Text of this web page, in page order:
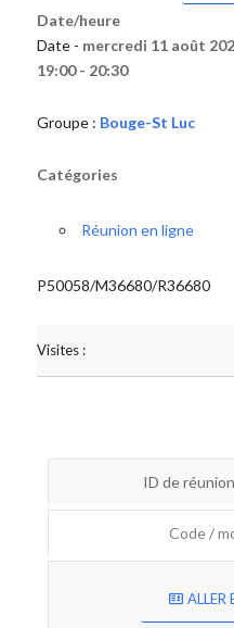
Date/heure
Date - mercredi 11 août
19:00 - 20:30
Groupe : Bouge-St Luc
Catégories
Réunion en ligne
P50058/M36680/R36680
Visites :
ID de
Code /
ALLER